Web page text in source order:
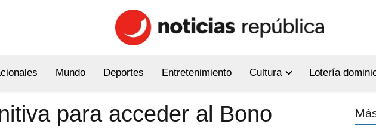
Mundo Deportes Entretenimiento Cultura Lotería
para acceder al Bono